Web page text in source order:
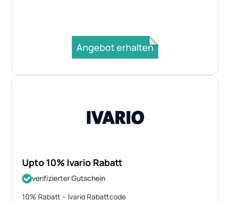
Angebot erhalten
Upto 10% Ivario Rabatt
verifizierter Gutschein
10% Rabatt – Ivario Rabattcode